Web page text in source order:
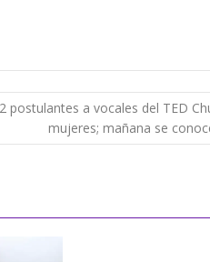
postulantes a vocales del TED
mujeres; mañana se